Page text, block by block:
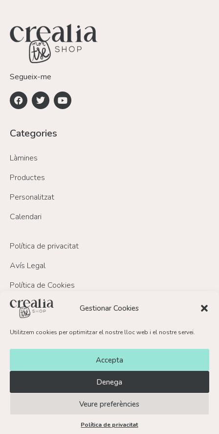
Gestionar Cookies
Utilitzem cookies per optimitzar el nostre lloc web i el nostre servei.
Accepta
Denega
Veure preferències
Política de privacitat
Segueix-me
Categories
Làmines
Productes
Personalitzat
Calendari
Política de privacitat
Avís Legal
Política de Cookies
Política de devolucions i reemborsament
FAQ’s
© Crealia Shop 2026